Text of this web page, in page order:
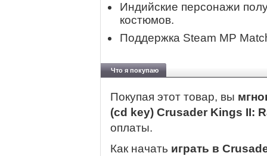
Индийские персонажи
костюмов.
Поддержка Steam MP
Что я покупаю
Покупая этот товар, вы
(cd key) Crusader Kings II:
оплаты.
Как начать играть в